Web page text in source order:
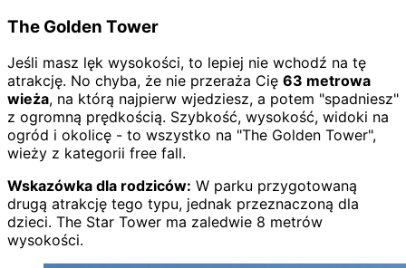
The Golden Tower
Jeśli masz lęk wysokości, to lepiej nie wchodź na tę
atrakcję. No chyba, że nie przeraża Cię 63 metrowa
wieża, na którą najpierw wjedziesz, a potem "spadniesz"
z ogromną prędkością. Szybkość, wysokość, widoki na
ogród i okolicę - to wszystko na "The Golden Tower",
wieży z kategorii free fall.
Wskazówka dla rodziców: W parku przygotowaną
drugą atrakcję tego typu, jednak przeznaczoną dla
dzieci. The Star Tower ma zaledwie 8 metrów
wysokości.